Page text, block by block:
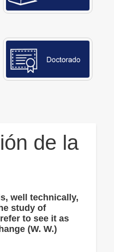
de la
well technically,
study of
to see it as
(W. W.)